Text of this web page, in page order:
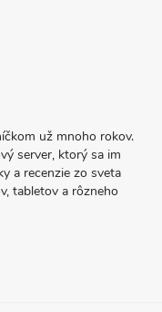
už mnoho rokov.
server, ktorý sa im
a recenzie zo sveta
tabletov a rôzneho